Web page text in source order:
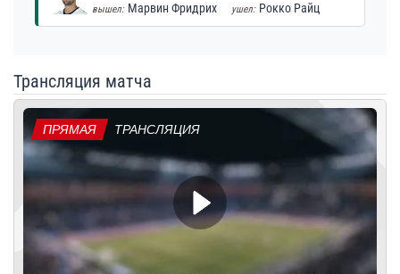
вышел: Марвин Фридрих ушел: Рокко Райц
Трансляция матча
ПРЯМАЯ ТРАНСЛЯЦИЯ